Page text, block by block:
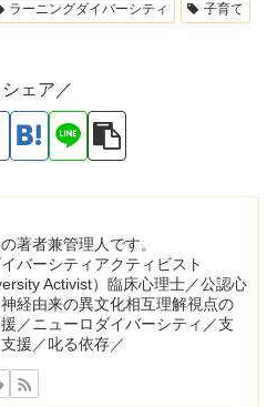
ラーニングダイバーシティ
子育て
シェア／
著者兼管理人です。
バーシティアクティビスト
Activist）臨床心理士／公認心
経由来の異文化相互理解視点の
／ニューロダイバーシティ／支
援／叱る依存／